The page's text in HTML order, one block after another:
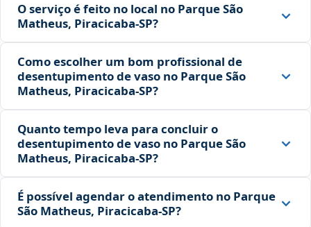
O serviço é feito no local no Parque São
Matheus, Piracicaba‑SP?
Como escolher um bom profissional de
desentupimento de vaso no Parque São
Matheus, Piracicaba‑SP?
Quanto tempo leva para concluir o
desentupimento de vaso no Parque São
Matheus, Piracicaba‑SP?
É possível agendar o atendimento no Parque
São Matheus, Piracicaba‑SP?